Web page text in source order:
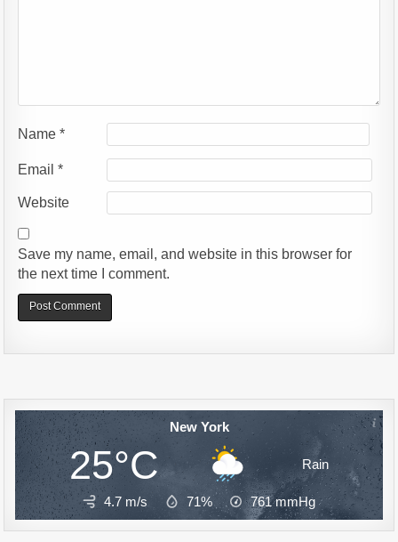
Name*
Email*
Website
Save my name, email, and website in this browser for
the next time I comment.
New York
25°C Rain
4.7 m/s 71% 761mmHg